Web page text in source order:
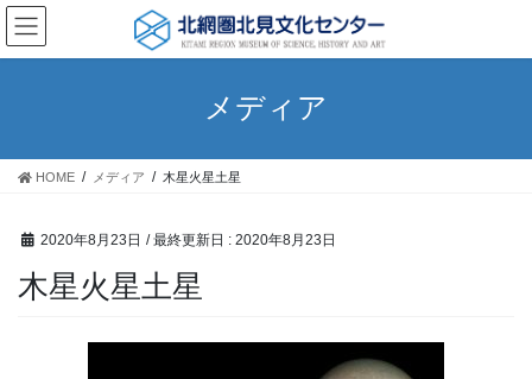
コ
ン
テ
移
ナ
ビ
ゲ
ン
メディア
HOME メディア 木星火星土星
2020年8月23日 / 最終更新日 : 2020年8月23日
木星火星土星